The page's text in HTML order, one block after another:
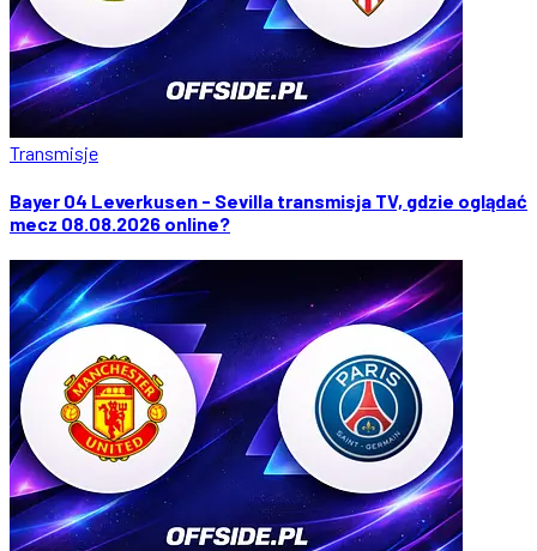
Transmisje
Bayer 04 Leverkusen - Sevilla transmisja TV, gdzie oglądać
mecz 08.08.2026 online?